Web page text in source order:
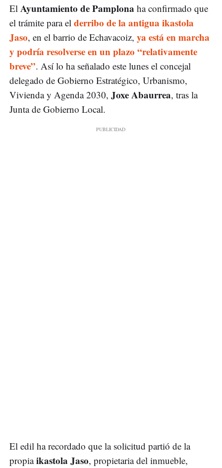
El Ayuntamiento de Pamplona ha confirmado que
el trámite para el derribo de la antigua ikastola
Jaso, en el barrio de Echavacoiz, ya está en marcha
y podría resolverse en un plazo “relativamente
breve”. Así lo ha señalado este lunes el concejal
delegado de Gobierno Estratégico, Urbanismo,
Vivienda y Agenda 2030, Joxe Abaurrea, tras la
Junta de Gobierno Local.
El edil ha recordado que la solicitud partió de la
propiaikastola Jaso, propietaria del inmueble,